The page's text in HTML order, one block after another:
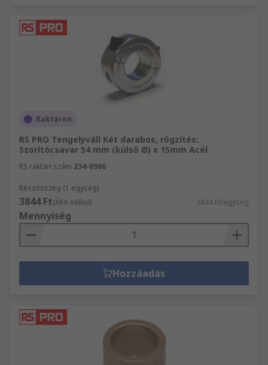
Raktáron
RS PRO Tengelyváll Két darabos, rögzítés:
Szorítócsavar 54 mm (külső Ø) x 15mm Acél
RS raktári szám 234-6966
Részösszeg (1 egység)
3844 Ft(ÁFA nélkül) 3844 Ft/egység
Mennyiség
Hozzáadás